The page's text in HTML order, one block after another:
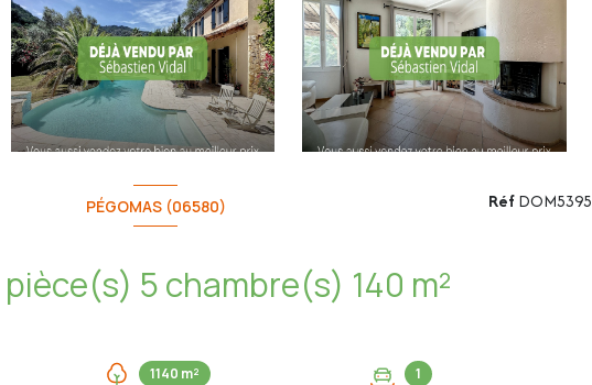
PÉGOMAS (06580)
Maison 6 pièce(s) 5 chambre(s) 140 m²
1140 m² 1
RéfDOM5395